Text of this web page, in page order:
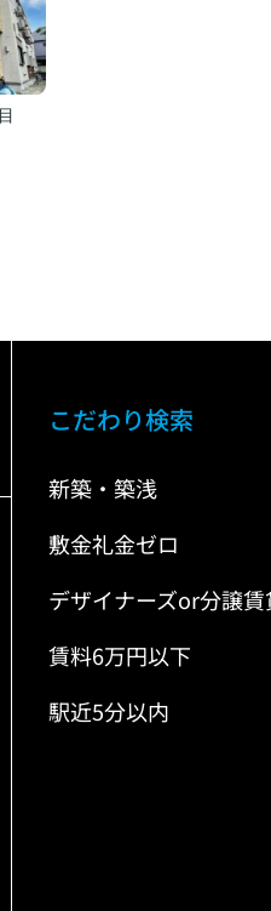
こだわり検索
新築・築浅
敷金礼金ゼロ
デザイナーズor分譲賃
賃料6万円以下
駅近5分以内